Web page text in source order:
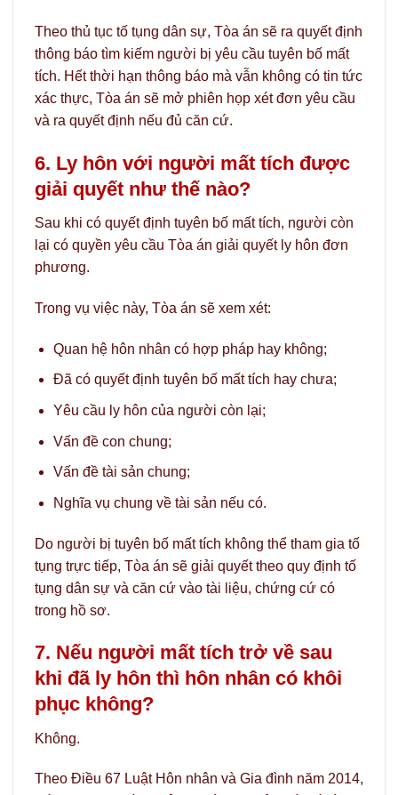
Theo thủ tục tố tụng dân sự, Tòa án sẽ ra quyết định
thông báo tìm kiếm người bị yêu cầu tuyên bố mất
tích. Hết thời hạn thông báo mà vẫn không có tin tức
xác thực, Tòa án sẽ mở phiên họp xét đơn yêu cầu
và ra quyết định nếu đủ căn cứ.
6. Ly hôn với người mất tích được
giải quyết như thế nào?
Sau khi có quyết định tuyên bố mất tích, người còn
lại có quyền yêu cầu Tòa án giải quyết ly hôn đơn
phương.
Trong vụ việc này, Tòa án sẽ xem xét:
Quan hệ hôn nhân có hợp pháp hay không;
Đã có quyết định tuyên bố mất tích hay chưa;
Yêu cầu ly hôn của người còn lại;
Vấn đề con chung;
Vấn đề tài sản chung;
Nghĩa vụ chung về tài sản nếu có.
Do người bị tuyên bố mất tích không thể tham gia tố
tụng trực tiếp, Tòa án sẽ giải quyết theo quy định tố
tụng dân sự và căn cứ vào tài liệu, chứng cứ có
trong hồ sơ.
7. Nếu người mất tích trở về sau
khi đã ly hôn thì hôn nhân có khôi
phục không?
Không.
Theo Điều 67 Luật Hôn nhân và Gia đình năm 2014,